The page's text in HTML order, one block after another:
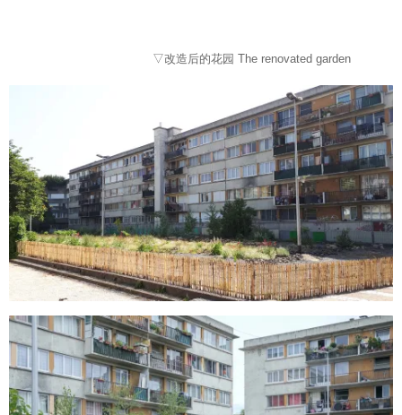
▽改造后的花园 The renovated garden